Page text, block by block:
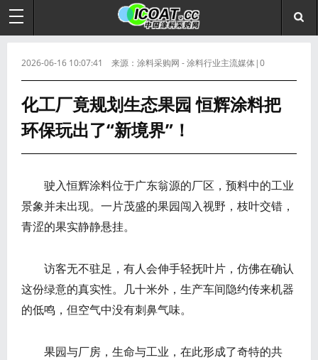
2026-06-16 10:07:41 来源：涂料采购网 - 涂料行业主流媒体|0
化工厂竟规划生态果园 恒辉涂料把
环保玩出了“新境界”！
驶入恒辉涂料位于广东翁源的厂区，预料中的工业
景象并未出现。一片茂盛的果园闯入视野，枝叶交错，
青涩的果实静静悬挂。
访客无不驻足，有人会伸手轻抚叶片，仿佛在确认
这份绿意的真实性。几十米外，生产车间隐约传来机器
的低鸣，但空气中没有刺鼻气味。
果园与厂房，生命与工业，在此形成了奇特的共